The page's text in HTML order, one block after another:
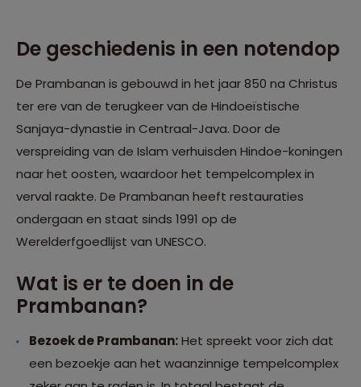
De geschiedenis in een notendop
De Prambanan is gebouwd in het jaar 850 na Christus
ter ere van de terugkeer van de Hindoeïstische
Sanjaya-dynastie in Centraal-Java. Door de
verspreiding van de Islam verhuisden Hindoe-koningen
naar het oosten, waardoor het tempelcomplex in
verval raakte. De Prambanan heeft restauraties
ondergaan en staat sinds 1991 op de
Werelderfgoedlijst van UNESCO.
Wat is er te doen in de
Prambanan?
Bezoek de Prambanan:Het spreekt voor zich dat
een bezoekje aan het waanzinnige tempelcomplex